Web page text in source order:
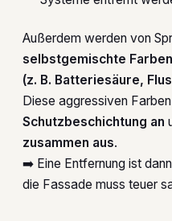
Außerdem werden von
selbstgemischte Farben
(z. B. Batteriesäure,
Diese aggressiven Farben
Schutzbeschichtung an
zusammen aus.
➡️ Eine Entfernung ist
die Fassade muss teuer